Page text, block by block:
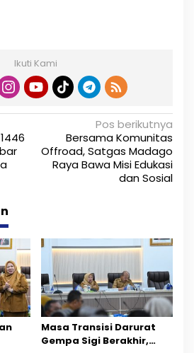
Ikuti Kami
Pos berikutnya
Bersama Komunitas
Offroad, Satgas Madago
Raya Bawa Misi Edukasi
dan Sosial
Masa Transisi Darurat
Gempa Sigi Berakhir,